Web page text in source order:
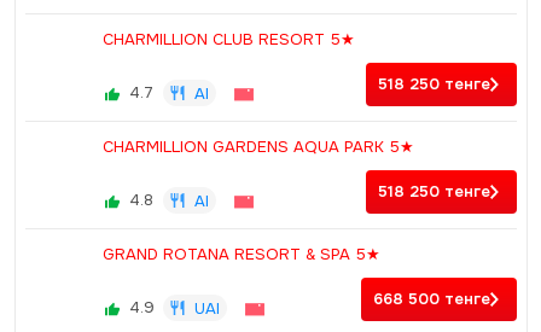
CHARMILLION CLUB RESORT 5★
4.7 AI 518 250 тенге
CHARMILLION GARDENS AQUA PARK 5★
4.8 AI 518 250 тенге
GRAND ROTANA RESORT & SPA 5★
4.9 UAI 668 500 тенге